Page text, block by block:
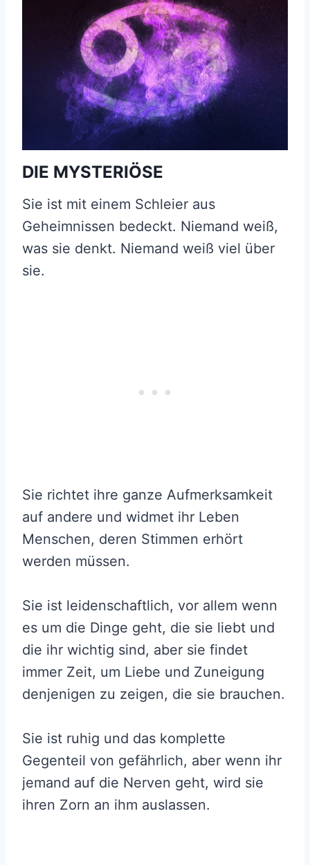
DIE MYSTERIÖSE
Sie ist mit einem Schleier aus
Geheimnissen bedeckt. Niemand weiß,
was sie denkt. Niemand weiß viel über
sie.
Sie richtet ihre ganze Aufmerksamkeit
auf andere und widmet ihr Leben
Menschen, deren Stimmen erhört
werden müssen.
Sie ist leidenschaftlich, vor allem wenn
es um die Dinge geht, die sie liebt und
die ihr wichtig sind, aber sie findet
immer Zeit, um Liebe und Zuneigung
denjenigen zu zeigen, die sie brauchen.
Sie ist ruhig und das komplette
Gegenteil von gefährlich, aber wenn ihr
jemand auf die Nerven geht, wird sie
ihren Zorn an ihm auslassen.